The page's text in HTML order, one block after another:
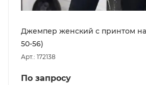
Джемпер женский с принтом на
50-56)
Арт.: 172138
По запросу